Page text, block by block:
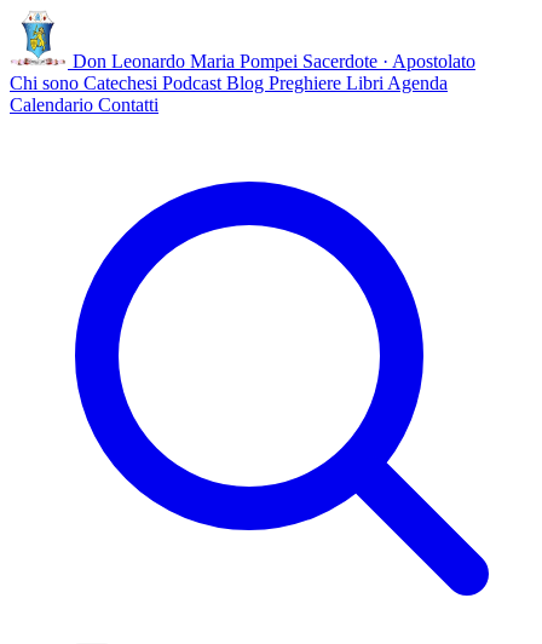
Don Leonardo Maria Pompei Sacerdote · Apostolato
Chi sono Catechesi Podcast Blog Preghiere Libri Agenda
Calendario Contatti